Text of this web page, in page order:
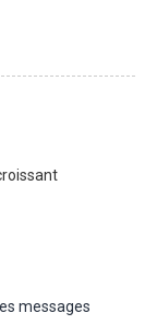
messages